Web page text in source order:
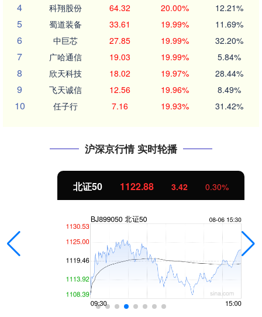
4 科翔股份 64.32 20.00% 12.21%
5 蜀道装备 33.61 19.99% 11.69%
6 中巨芯 27.85 19.99% 32.20%
7 广哈通信 19.03 19.99% 5.84%
8 欣天科技 18.02 19.97% 28.44%
9 飞天诚信 12.56 19.96% 8.49%
10 任子行 7.16 19.93% 31.42%
沪深京行情 实时轮播
北证50 1122.88 3.42 0.30%